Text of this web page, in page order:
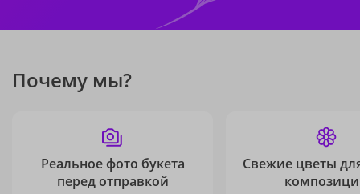
Почему мы?
Реальное фото букета
перед отправкой
Свежие цветы